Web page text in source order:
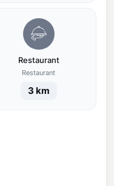
Restaurant
Restaurant
3 km